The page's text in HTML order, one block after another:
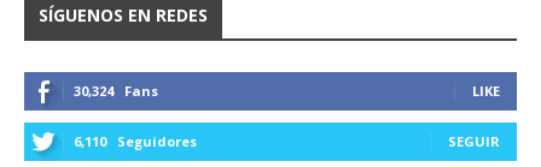
SÍGUENOS EN REDES
30,324 Fans LIKE
6,110 Seguidores SEGUIR